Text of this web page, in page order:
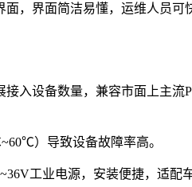
，界面简洁易懂，运维人员
入设备数量，兼容市面上主流
）导致设备故障率高。
工业电源，安装便捷，适配